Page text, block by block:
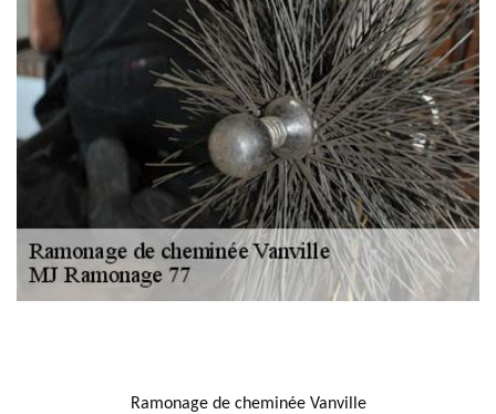
Ramonage de cheminée Vanville